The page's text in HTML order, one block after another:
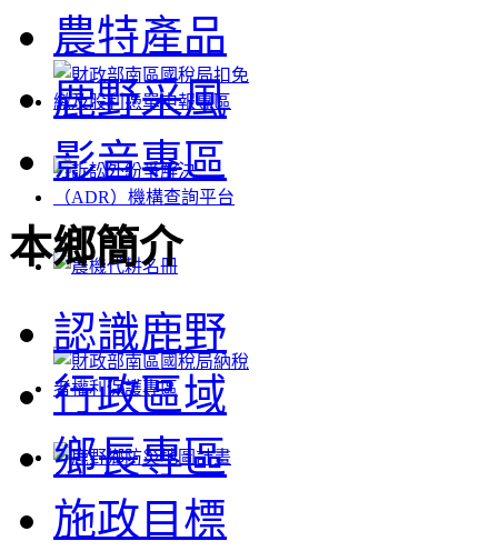
農特產品
鹿野采風
影音專區
本鄉簡介
認識鹿野
行政區域
鄉長專區
施政目標